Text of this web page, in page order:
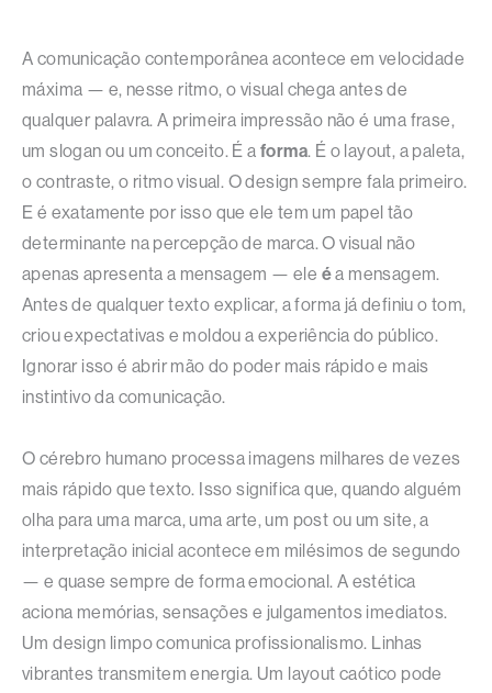
A comunicação contemporânea acontece em velocidade
máxima — e, nesse ritmo, o visual chega antes de
qualquer palavra. A primeira impressão não é uma frase,
um slogan ou um conceito. É a forma. É o layout, a paleta,
o contraste, o ritmo visual. O design sempre fala primeiro.
E é exatamente por isso que ele tem um papel tão
determinante na percepção de marca. O visual não
apenas apresenta a mensagem — ele éa mensagem.
Antes de qualquer texto explicar, a forma já definiu o tom,
criou expectativas e moldou a experiência do público.
Ignorar isso é abrir mão do poder mais rápido e mais
instintivo da comunicação.
O cérebro humano processa imagens milhares de vezes
mais rápido que texto. Isso significa que, quando alguém
olha para uma marca, uma arte, um post ou um site, a
interpretação inicial acontece em milésimos de segundo
— e quase sempre de forma emocional. A estética
aciona memórias, sensações e julgamentos imediatos.
Um design limpo comunica profissionalismo. Linhas
vibrantes transmitem energia. Um layout caótico pode